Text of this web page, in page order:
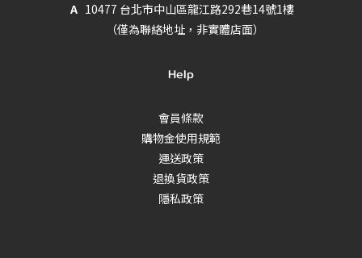
A 10477 台北市中山區龍江路292巷14號1樓
（僅為聯絡地址，非實體店面）
Help
會員條款
購物金使用規範
運送政策
退換貨政策
隱私政策